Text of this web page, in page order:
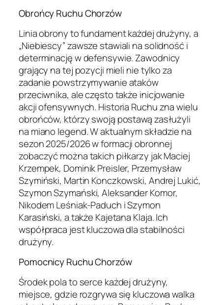
Obrońcy Ruchu Chorzów
Linia obrony to fundament każdej drużyny, a
„Niebiescy” zawsze stawiali na solidność i
determinację w defensywie. Zawodnicy
grający na tej pozycji mieli nie tylko za
zadanie powstrzymywanie ataków
przeciwnika, ale często także inicjowanie
akcji ofensywnych. Historia Ruchu zna wielu
obrońców, którzy swoją postawą zasłużyli
na miano legend. W aktualnym składzie na
sezon 2025/2026 w formacji obronnej
zobaczyć można takich piłkarzy jak Maciej
Krzempek, Dominik Preisler, Przemysław
Szymiński, Martin Konczkowski, Andrej Lukić,
Szymon Szymański, Aleksander Komor,
Nikodem Leśniak-Paduch i Szymon
Karasiński, a także Kajetana Klaja. Ich
współpraca jest kluczowa dla stabilności
drużyny.
Pomocnicy Ruchu Chorzów
Środek pola to serce każdej drużyny,
miejsce, gdzie rozgrywa się kluczowa walka